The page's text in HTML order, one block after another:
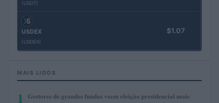
(USDT)
USDEX
(USDEX)
$1.07
MAIS LIDOS
1
Gestores de grandes fundos veem eleição presidencial mais